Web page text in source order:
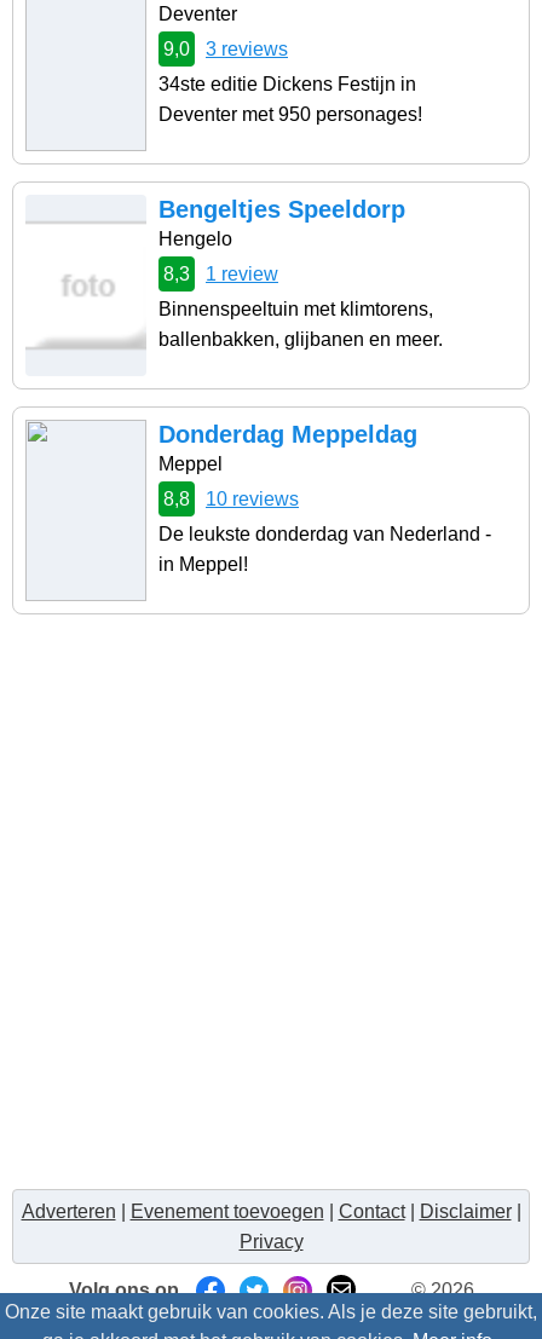
Onze site maakt gebruik van cookies. Als je deze site gebruikt,
Deventer
9,0
3 reviews
34ste editie Dickens Festijn in
Deventer met 950 personages!
Bengeltjes Speeldorp
Hengelo
8,3
1 review
Binnenspeeltuin met klimtorens,
ballenbakken, glijbanen en meer.
Donderdag Meppeldag
Meppel
8,8
10 reviews
De leukste donderdag van Nederland -
in Meppel!
Adverteren Evenement toevoegen Contact| Disclaimer|
Privacy
Volg ons op
© 2026
Uitzinnig.nl/intris- Alle rechten voorbehouden